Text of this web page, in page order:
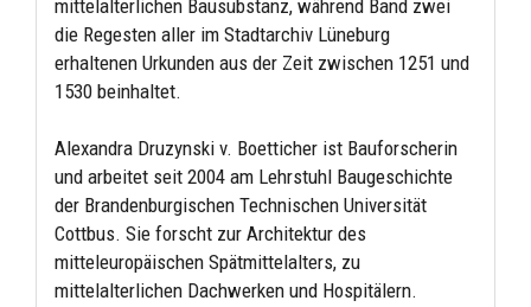
mittelalterlichen Bausubstanz, während Band zwei
die Regesten aller im Stadtarchiv Lüneburg
erhaltenen Urkunden aus der Zeit zwischen 1251 und
1530 beinhaltet.
Alexandra Druzynski v. Boetticher ist Bauforscherin
und arbeitet seit 2004 am Lehrstuhl Baugeschichte
der Brandenburgischen Technischen Universität
Cottbus. Sie forscht zur Architektur des
mitteleuropäischen Spätmittelalters, zu
mittelalterlichen Dachwerken und Hospitälern.